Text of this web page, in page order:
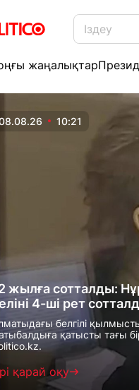
жаңалықтар
10:21
жылға сотталды:
4-ші рет
белгілі
қатысты тағы
қарай оқу